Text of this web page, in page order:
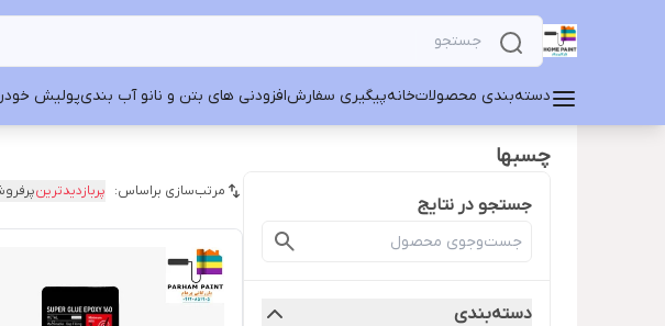
دسته‌بندی محصولاتخانهپیگیری سفارشافزودنی های بتن و نانو آب بندیپولیش
چسبها
جستجو در نتایج
دسته‌بندی
مرتب‌سازی براساس: پربازدیدترین